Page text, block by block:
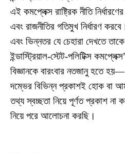
এই কমপ্লেক্স রাষ্ট্রিক নীতি
এবং রাজনীতির গতিমুখ নির্ধারণ
এবং ভিন্নতর যে চেহারা দেখতে
ইন্ডাস্ট্রিয়াল-স্টেট-পলিটিক্স
বিজ্ঞানকে বারংবার নতজানু হতে
দম্ভের বিভিন্ন প্রকাশই হোক বা
তথ্য স্বচ্ছতা নিয়ে পূর্ণত প্রকাশ
নিয়ে পরে আলোচনা করছি।